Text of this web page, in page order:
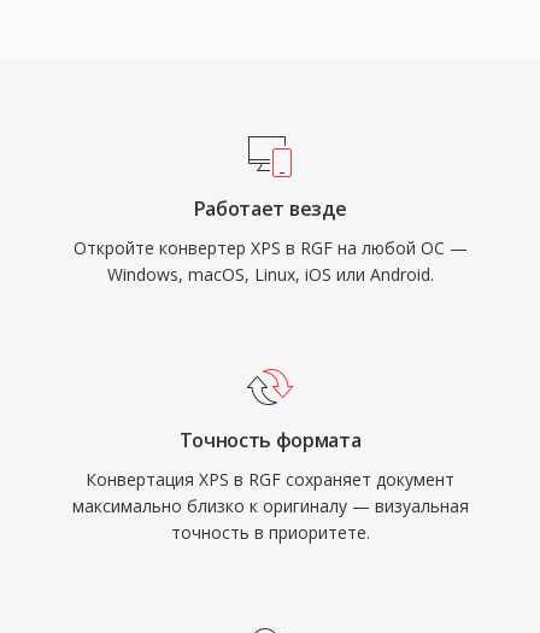
Работает везде
Откройте конвертер XPS в RGF на любой ОС —
Windows, macOS, Linux, iOS или Android.
Точность формата
Конвертация XPS в RGF сохраняет документ
максимально близко к оригиналу — визуальная
точность в приоритете.